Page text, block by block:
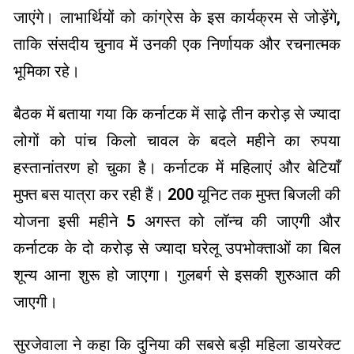
जाएंगे। लाभार्थियों को कांग्रेस के इस कार्यक्रम से जोड़ेंगे,
ताकि संसदीय चुनाव में उनकी एक निर्णायक और रचनात्मक
भूमिका रहे।
बैठक में बताया गया कि कर्नाटक में साढ़े तीन करोड़ से ज्यादा
लोगों को पांच किलो चावल के बदले महीने का रुपया
हस्तानांतरण हो चुका है। कर्नाटक में महिलाएं और बेटियाँ
मुफ्त बस यात्रा कर रही हैं। 200 यूनिट तक मुफ्त बिजली की
योजना इसी महीने 5 अगस्त को लॉन्च की जाएगी और
कर्नाटक के दो करोड़ से ज्यादा घरेलू उपभोक्ताओं का बिल
शून्य आना शुरू हो जाएगा। गुलबर्ग से इसकी शुरुआत की
जाएगी।
सुरजेवाला ने कहा कि दुनिया की सबसे बड़ी महिला डायरेक्ट